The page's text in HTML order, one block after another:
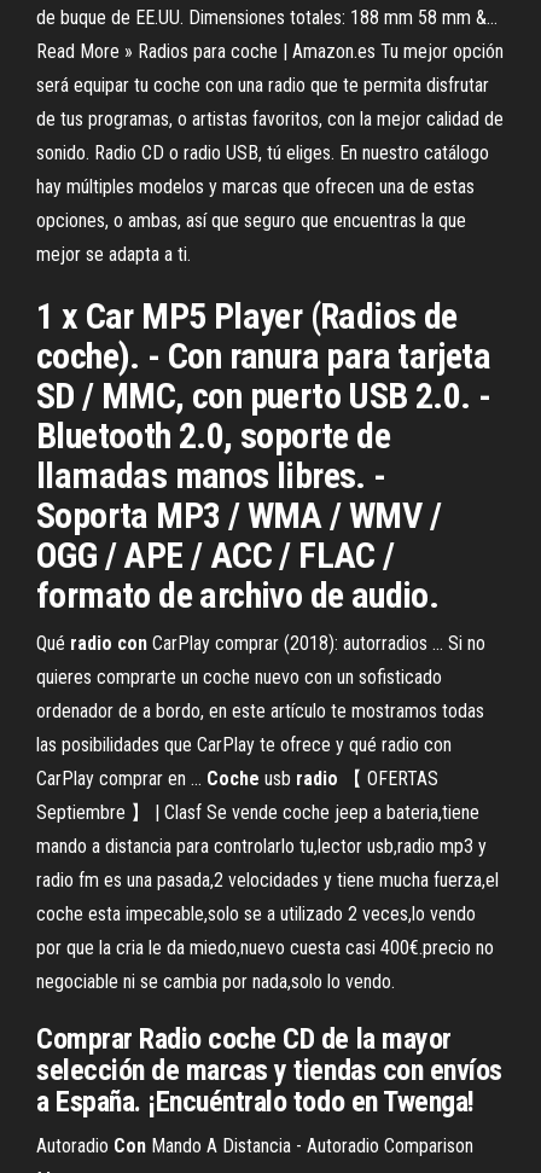
de buque de EE.UU. Dimensiones totales: 188 mm 58 mm &…
Read More » Radios para coche | Amazon.es Tu mejor opción
será equipar tu coche con una radio que te permita disfrutar
de tus programas, o artistas favoritos, con la mejor calidad de
sonido. Radio CD o radio USB, tú eliges. En nuestro catálogo
hay múltiples modelos y marcas que ofrecen una de estas
opciones, o ambas, así que seguro que encuentras la que
mejor se adapta a ti.
1 x Car MP5 Player (Radios de
coche). - Con ranura para tarjeta
SD / MMC, con puerto USB 2.0. -
Bluetooth 2.0, soporte de
llamadas manos libres. -
Soporta MP3 / WMA / WMV /
OGG / APE / ACC / FLAC /
formato de archivo de audio.
Qué radio con CarPlay comprar (2018): autorradios ... Si no
quieres comprarte un coche nuevo con un sofisticado
ordenador de a bordo, en este artículo te mostramos todas
las posibilidades que CarPlay te ofrece y qué radio con
CarPlay comprar en ... Coche usb radio 【 OFERTAS
Septiembre 】 | Clasf Se vende coche jeep a bateria,tiene
mando a distancia para controlarlo tu,lector usb,radio mp3 y
radio fm es una pasada,2 velocidades y tiene mucha fuerza,el
coche esta impecable,solo se a utilizado 2 veces,lo vendo
por que la cria le da miedo,nuevo cuesta casi 400€.precio no
negociable ni se cambia por nada,solo lo vendo.
Comprar Radio coche CD de la mayor
selección de marcas y tiendas con envíos
a España. ¡Encuéntralo todo en Twenga!
Autoradio Con Mando A Distancia - Autoradio Comparison